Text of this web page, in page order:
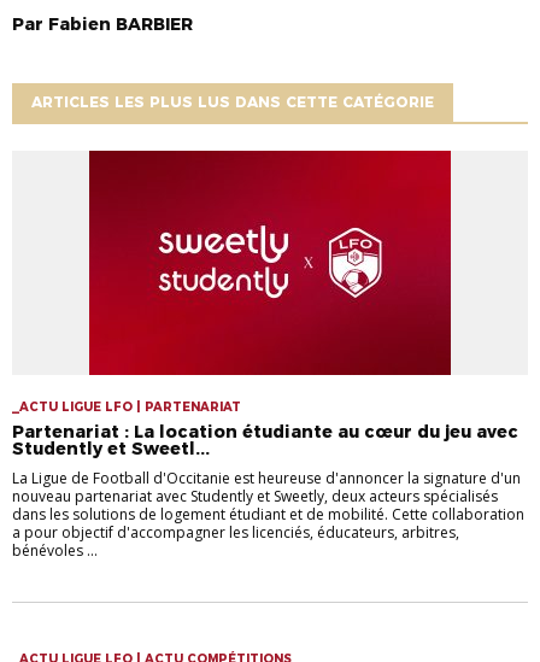
Par Fabien BARBIER
ARTICLES LES PLUS LUS DANS CETTE CATÉGORIE
_ACTU LIGUE LFO | PARTENARIAT
Partenariat : La location étudiante au cœur du jeu avec
Studently et Sweetl...
La Ligue de Football d'Occitanie est heureuse d'annoncer la signature d'un
nouveau partenariat avec Studently et Sweetly, deux acteurs spécialisés
dans les solutions de logement étudiant et de mobilité. Cette collaboration
a pour objectif d'accompagner les licenciés, éducateurs, arbitres,
bénévoles ...